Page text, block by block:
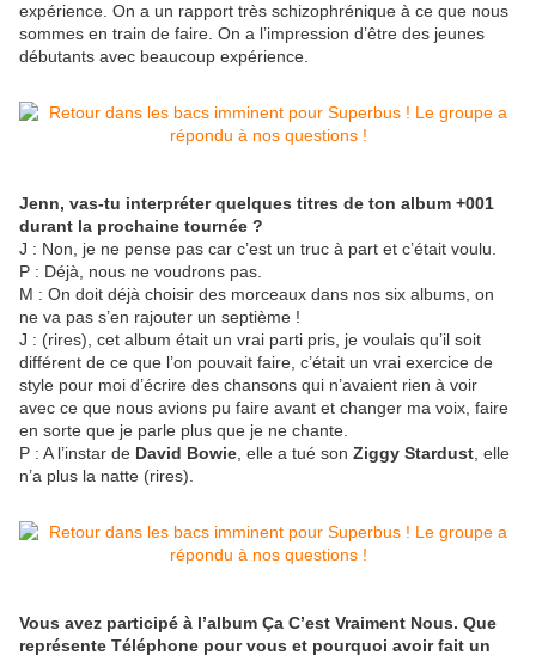
expérience. On a un rapport très schizophrénique à ce que nous
sommes en train de faire. On a l’impression d’être des jeunes
débutants avec beaucoup expérience.
Jenn, vas-tu interpréter quelques titres de ton album +001
durant la prochaine tournée ?
J : Non, je ne pense pas car c’est un truc à part et c’était voulu.
P : Déjà, nous ne voudrons pas.
M : On doit déjà choisir des morceaux dans nos six albums, on
ne va pas s’en rajouter un septième !
J : (rires), cet album était un vrai parti pris, je voulais qu’il soit
différent de ce que l’on pouvait faire, c’était un vrai exercice de
style pour moi d’écrire des chansons qui n’avaient rien à voir
avec ce que nous avions pu faire avant et changer ma voix, faire
en sorte que je parle plus que je ne chante.
P : A l’instar de David Bowie , elle a tué son Ziggy Stardust , elle
n’a plus la natte (rires).
Vous avez participé à l’album Ça C’est Vraiment Nous. Que
représente Téléphone pour vous et pourquoi avoir fait un